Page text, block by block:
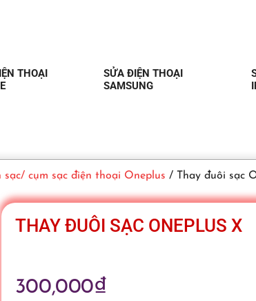
THOẠI
SỬA ĐIỆN THOẠI
SAMSUNG
sạc/ cụm sạc điện thoại Oneplus / Thay đuôi sạc
THAY ĐUÔI SẠC ONEPLUS X
300,000₫